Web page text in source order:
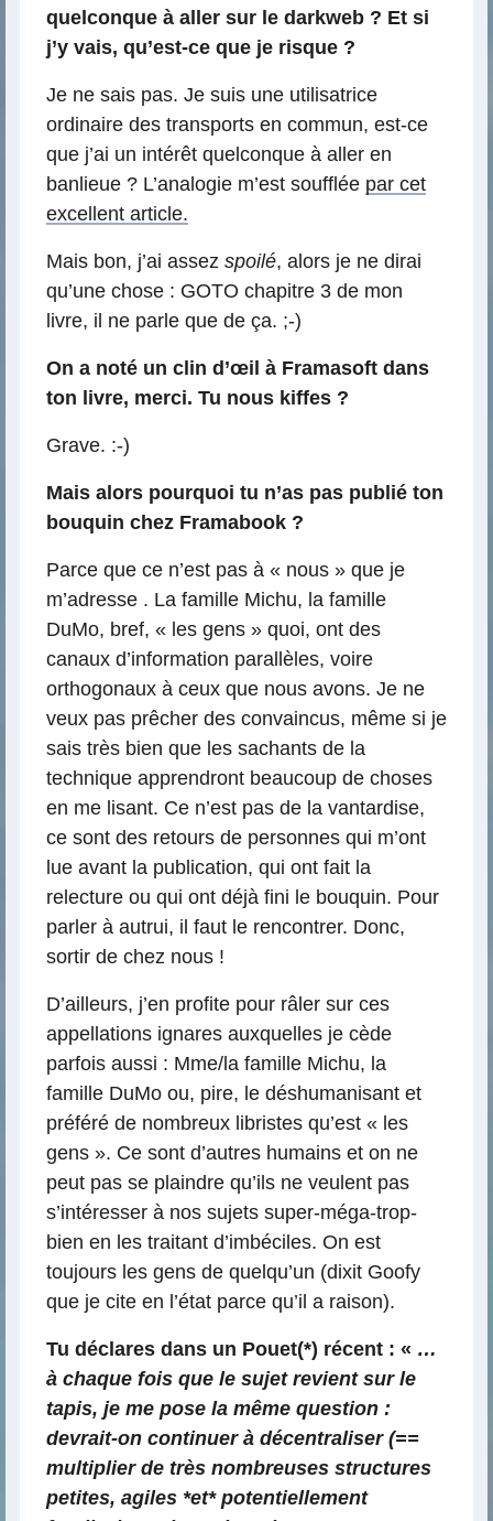
quelconque à aller sur le darkweb ? Et si
j’y vais, qu’est-ce que je risque ?
Je ne sais pas. Je suis une utilisatrice
ordinaire des transports en commun, est-ce
que j’ai un intérêt quelconque à aller en
banlieue ? L’analogie m’est soufflée par cet
excellent article.
Mais bon, j’ai assez spoilé, alors je ne dirai
qu’une chose : GOTO chapitre 3 de mon
livre, il ne parle que de ça. ;-)
On a noté un clin d’œil à Framasoft dans
ton livre, merci. Tu nous kiffes ?
Grave. :-)
Mais alors pourquoi tu n’as pas publié ton
bouquin chez Framabook ?
Parce que ce n’est pas à « nous » que je
m’adresse . La famille Michu, la famille
DuMo, bref, « les gens » quoi, ont des
canaux d’information parallèles, voire
orthogonaux à ceux que nous avons. Je ne
veux pas prêcher des convaincus, même si je
sais très bien que les sachants de la
technique apprendront beaucoup de choses
en me lisant. Ce n’est pas de la vantardise,
ce sont des retours de personnes qui m’ont
lue avant la publication, qui ont fait la
relecture ou qui ont déjà fini le bouquin. Pour
parler à autrui, il faut le rencontrer. Donc,
sortir de chez nous !
D’ailleurs, j’en profite pour râler sur ces
appellations ignares auxquelles je cède
parfois aussi : Mme/la famille Michu, la
famille DuMo ou, pire, le déshumanisant et
préféré de nombreux libristes qu’est « les
gens ». Ce sont d’autres humains et on ne
peut pas se plaindre qu’ils ne veulent pas
s’intéresser à nos sujets super-méga-trop-
bien en les traitant d’imbéciles. On est
toujours les gens de quelqu’un (dixit Goofy
que je cite en l’état parce qu’il a raison).
Tu déclares dans un Pouet(*) récent : « …
à chaque fois que le sujet revient sur le
tapis, je me pose la même question :
devrait-on continuer à décentraliser (==
multiplier de très nombreuses structures
petites, agiles *et* potentiellement